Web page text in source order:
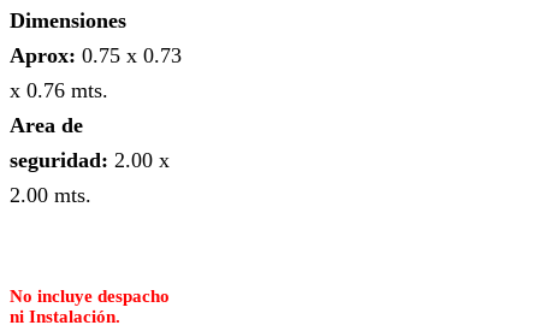
Dimensiones
Aprox: 0.75 x 0.73
x 0.76 mts.
Area de
seguridad: 2.00 x
2.00 mts.
No incluye despacho
ni Instalación.